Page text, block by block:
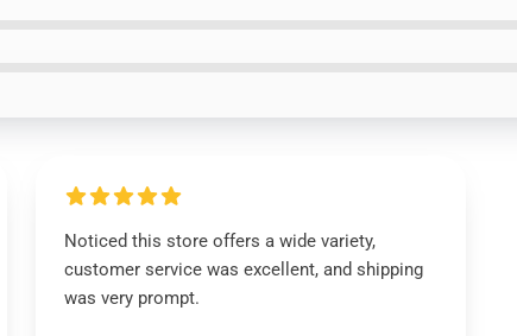
Noticed this store offers a wide variety,
customer service was excellent, and shipping
was very prompt.